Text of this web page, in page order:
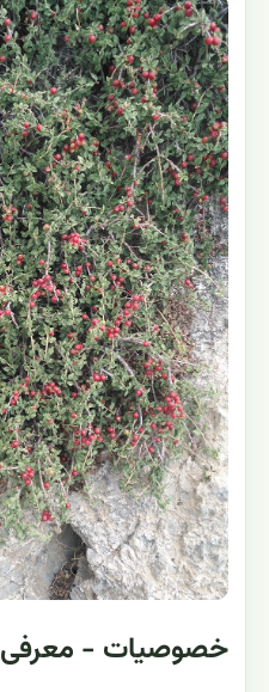
خصوصیات - معرفی